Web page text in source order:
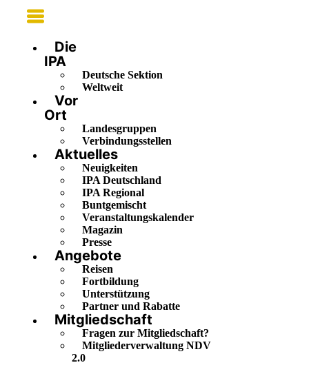
Main
Menu
Die
IPA
Deutsche Sektion
Weltweit
Vor
Ort
Landesgruppen
Verbindungsstellen
Aktuelles
Neuigkeiten
IPA Deutschland
IPA Regional
Buntgemischt
Veranstaltungskalender
Magazin
Presse
Angebote
Reisen
Fortbildung
Unterstützung
Partner und Rabatte
Mitgliedschaft
Fragen zur Mitgliedschaft?
Mitgliederverwaltung NDV
2.0